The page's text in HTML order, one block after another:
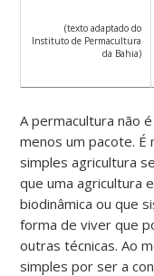
(texto adaptado do
Instituto de Permacultura
da Bahia)
A permacultura não
menos um pacote. É
simples agricultura
que uma agricultura
biodinâmica ou que
forma de viver que
outras técnicas. Ao
simples por ser a